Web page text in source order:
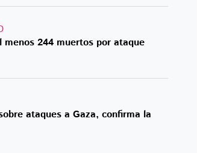
244 muertos por ataque
ataques a Gaza, confirma la